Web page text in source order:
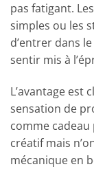
pas fatigant.
simples ou les
d’entrer dans
sentir mis à
L’avantage est
sensation de
comme
créatif mais
mécanique en